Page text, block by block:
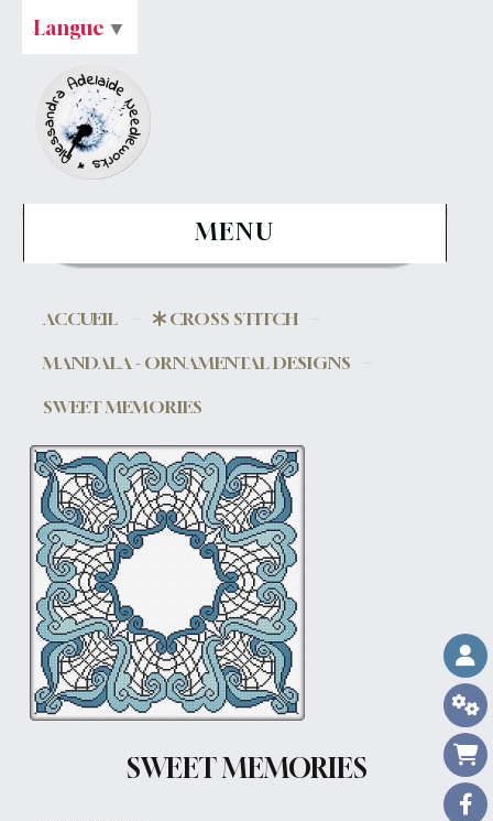
MENU
ACCUEIL
CROSS STITCH
MANDALA - ORNAMENTAL DESIGNS
SWEET MEMORIES
SWEET MEMORIES
Langue ▼